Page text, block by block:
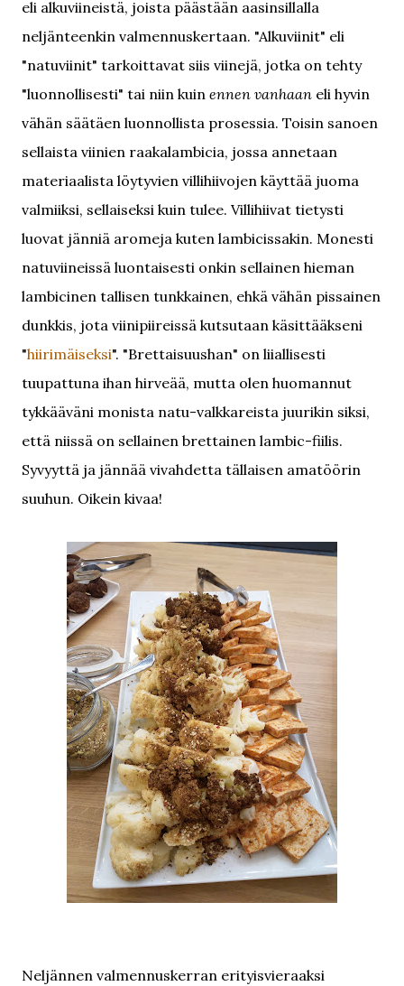
eli alkuviineistä, joista päästään aasinsillalla
neljänteenkin valmennuskertaan. "Alkuviinit" eli
"natuviinit" tarkoittavat siis viinejä, jotka on tehty
"luonnollisesti" tai niin kuin ennen vanhaan eli hyvin
vähän säätäen luonnollista prosessia. Toisin sanoen
sellaista viinien raakalambicia, jossa annetaan
materiaalista löytyvien villihiivojen käyttää juoma
valmiiksi, sellaiseksi kuin tulee. Villihiivat tietysti
luovat jänniä aromeja kuten lambicissakin. Monesti
natuviineissä luontaisesti onkin sellainen hieman
lambicinen tallisen tunkkainen, ehkä vähän pissainen
dunkkis, jota viinipiireissä kutsutaan käsittääkseni
"hiirimäiseksi". "Brettaisuushan" on liiallisesti
tuupattuna ihan hirveää, mutta olen huomannut
tykkääväni monista natu-valkkareista juurikin siksi,
että niissä on sellainen brettainen lambic-fiilis.
Syvyyttä ja jännää vivahdetta tällaisen amatöörin
suuhun. Oikein kivaa!
Neljännen valmennuskerran erityisvieraaksi